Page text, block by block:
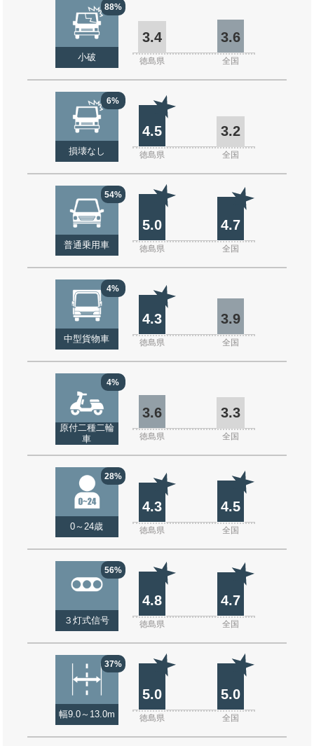
88%
小破
3.4 3.6
徳島県 全国
6%
損壊なし
4.5 3.2
徳島県 全国
54%
普通乗用車
5.0 4.7
徳島県 全国
4%
中型貨物車
4.3 3.9
徳島県 全国
4%
原付二種二輪
車
3.6 3.3
徳島県 全国
28%
0～24歳
4.3 4.5
徳島県 全国
56%
３灯式信号
4.8 4.7
徳島県 全国
37%
幅9.0～13.0m
5.0 5.0
徳島県 全国